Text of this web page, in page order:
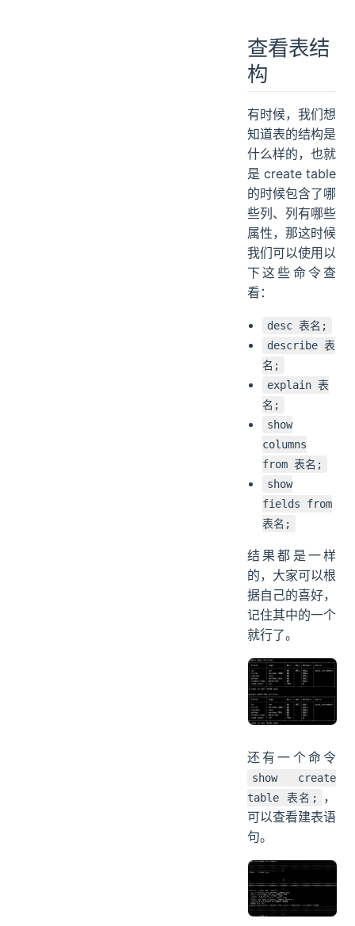
查看表结
构
有时候，我们想
知道表的结构是
什么样的，也就
是 create table
的时候包含了哪
些列、列有哪些
属性，那这时候
我们可以使用以
下这些命令查
看：
desc 表名;
describe 表
名;
explain 表
名;
show
columns
from 表名;
show
fields from
表名;
结果都是一样
的，大家可以根
据自己的喜好，
记住其中的一个
就行了。
还有一个命令
show create
table 表名;
，
可以查看建表语
句。